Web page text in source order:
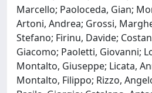
Marcello; Paoloceda, Gian;
Artoni, Andrea; Grossi,
Stefano; Firinu, Davide;
Giacomo; Paoletti, Giovanni;
Montalto, Giuseppe; Licata,
Montalto, Filippo; Rizzo,